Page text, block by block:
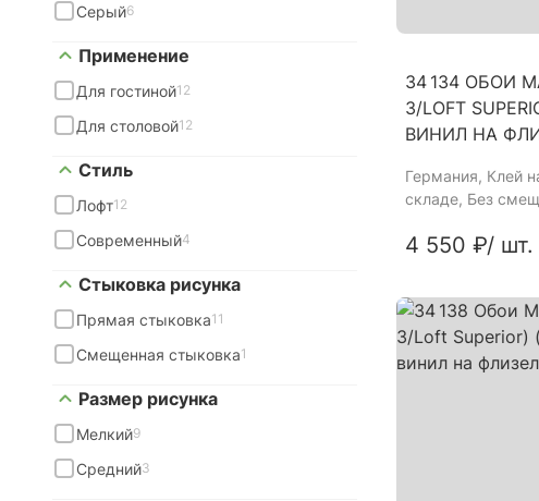
Серый6
Применение
Для гостиной12
Для столовой12
Стиль
Лофт12
Современный4
Стыковка рисунка
Прямая стыковка11
Смещенная стыковка1
Размер рисунка
Мелкий9
Средний3
34 134 ОБОИ
3/LOFT
ВИНИЛ НА
Германия, Клей
складе, Без
4 550 ₽/ шт.